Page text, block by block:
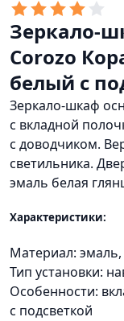
Зеркало-
Corozo
белый с
Зеркало-шкаф
с вкладной
с доводчиком.
светильника.
эмаль белая
Характеристики:
Материал:
Тип установки:
Особенности:
с подсветкой